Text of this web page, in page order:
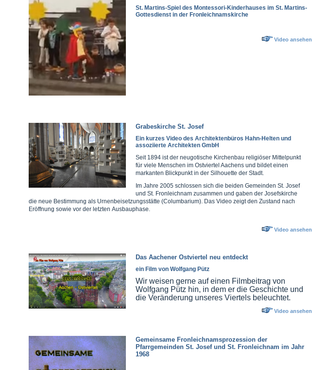
St. Martins-Spiel des Montessori-Kinderhauses im St. Martins-
Gottesdienst in der Fronleichnamskirche
Video ansehen
Grabeskirche St. Josef
Ein kurzes Video des Architektenbüros Hahn-Helten und
assoziierte Architekten GmbH
Seit 1894 ist der neugotische Kirchenbau religiöser Mittelpunkt
für viele Menschen im Ostviertel Aachens und bildet einen
markanten Blickpunkt in der Silhouette der Stadt.
Im Jahre 2005 schlossen sich die beiden Gemeinden St. Josef
und St. Fronleichnam zusammen und gaben der Josefskirche
die neue Bestimmung als Urnenbeisetzungsstätte (Columbarium). Das Video zeigt den Zustand nach
Eröffnung sowie vor der letzten Ausbauphase.
Video ansehen
Das Aachener Ostviertel neu entdeckt
ein Film von Wolfgang Pütz
Wir weisen gerne auf einen Filmbeitrag von
Wolfgang Pütz hin, in dem er die Geschichte und
die Veränderung unseres Viertels beleuchtet.
Video ansehen
Gemeinsame Fronleichnamsprozession der
Pfarrgemeinden St. Josef und St. Fronleichnam im Jahr
1968